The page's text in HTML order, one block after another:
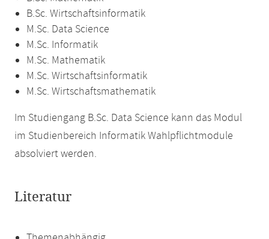
B.Sc. Wirtschaftsinformatik
M.Sc. Data Science
M.Sc. Informatik
M.Sc. Mathematik
M.Sc. Wirtschaftsinformatik
M.Sc. Wirtschaftsmathematik
Im Studiengang B.Sc. Data Science kann das Modul
im Studienbereich Informatik Wahlpflichtmodule
absolviert werden.
Literatur